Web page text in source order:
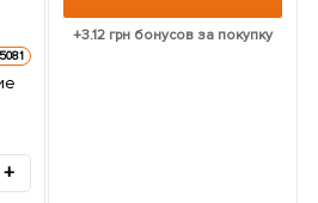
+
+3.12 грн бонусов за покупку